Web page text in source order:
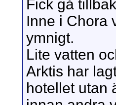
Fick gå
Inne i Chora
ymnigt.
Lite vatten
Arktis har
hotellet utan